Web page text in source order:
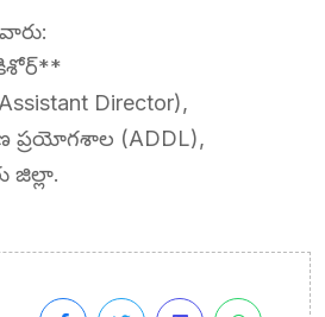
Director),
ప్రయోగశాల (ADDL),
జిల్లా.